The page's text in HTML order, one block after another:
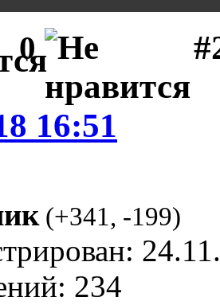
0
16:51
(+341, -199)
234